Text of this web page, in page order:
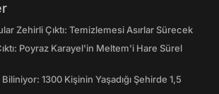
Zehirli Çıktı: Temizlemesi Asırlar Sürecek
Poyraz Karayel'in Meltem'i Hare Sürel
1300 Kişinin Yaşadığı Şehirde 1,5